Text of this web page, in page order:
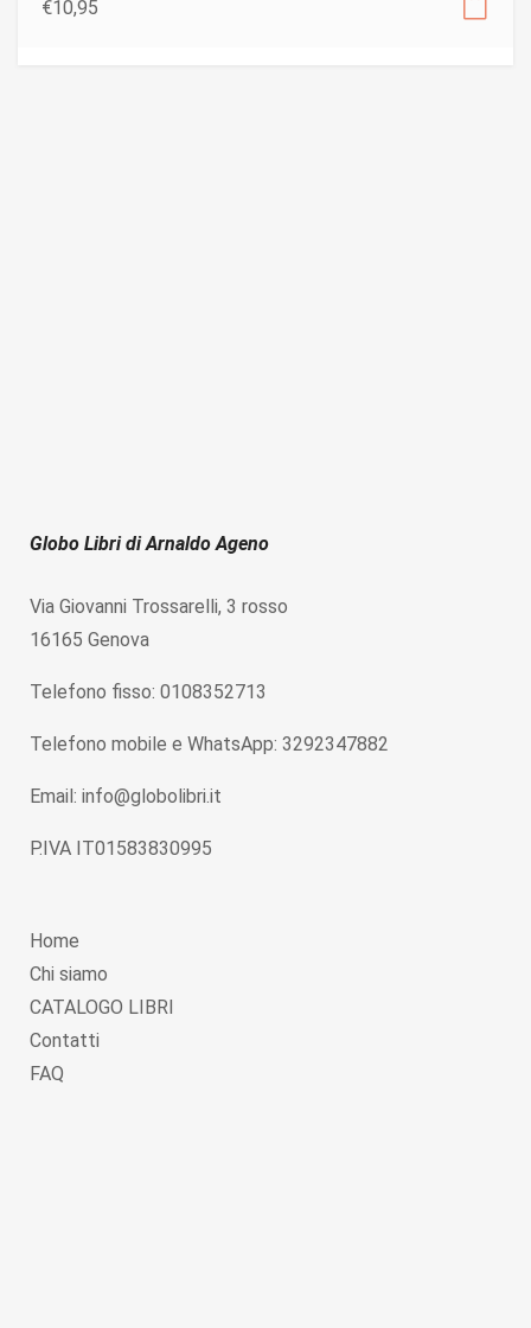
€10,95
Globo Libri di Arnaldo Ageno
Via Giovanni Trossarelli, 3 rosso
16165 Genova
Telefono fisso: 0108352713
Telefono mobile e WhatsApp: 3292347882
Email: info@globolibri.it
P.IVA IT01583830995
Home
Chi siamo
CATALOGO LIBRI
Contatti
FAQ